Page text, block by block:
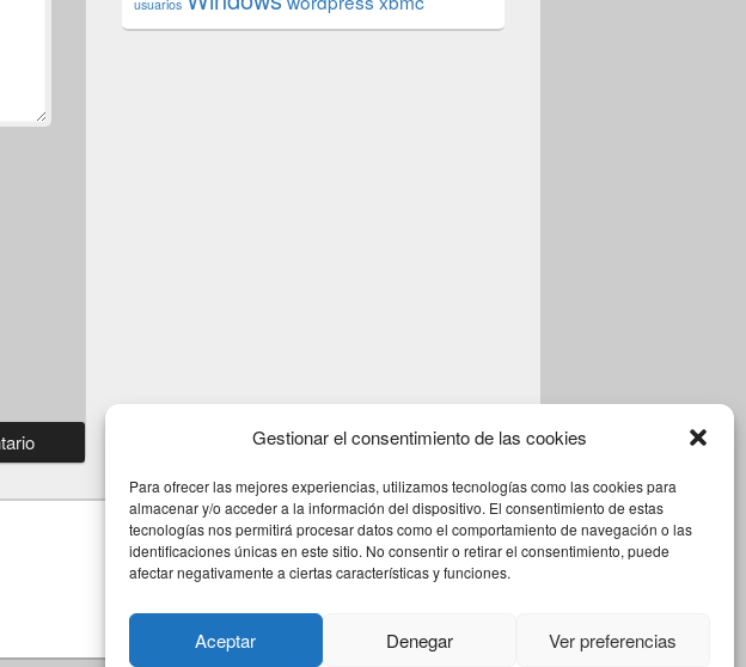
Gestionar el consentimiento de las cookies
Para ofrecer las mejores experiencias, utilizamos tecnologías como las cookies para
almacenar y/o acceder a la información del dispositivo. El consentimiento de estas
tecnologías nos permitirá procesar datos como el comportamiento de navegación o las
identificaciones únicas en este sitio. No consentir o retirar el consentimiento, puede
afectar negativamente a ciertas características y funciones.
Aceptar Denegar Ver preferencias
usuarios
Theme: Catch Box by